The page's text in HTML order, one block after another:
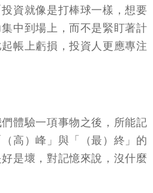
資就像是打棒球一樣，想要
中到場上，而不是緊盯著計
帳上虧損，投資人更應專注
們體驗一項事物之後，所能記
高）峰」與「（最）終」的
是壞，對記憶來說，沒什麼